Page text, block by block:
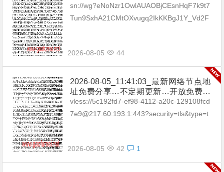
享（网络免费节点香港|日本|韩国|新加
坡|台湾|马来西亚|…
sn://wg?eNoNzr1OwlAUAOBjCEsnHqF7k9t7
Tun9SxhA21CMtOXvugq2IkKKBgJ1Y_Vd2F
2026-08-05 44
2026-08-05_11:41:03_最新网络节点地
址免费分享…不定期更新…开放免费分
享（网络免费节点香港|日本|韩国|新加
坡|台湾|马来西亚|…
vless://5c192fd7-ef98-4112-a20c-129108fcd
7e9@217.60.193.1:443?security=tls&type=t
2026-08-05 42 1